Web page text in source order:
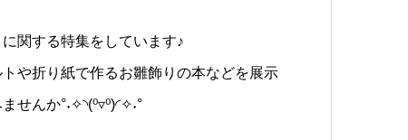
関する特集をしています♪
や折り紙で作るお雛飾りの本などを展示
せんか°˖✧◝(⁰▿⁰)◜✧˖°